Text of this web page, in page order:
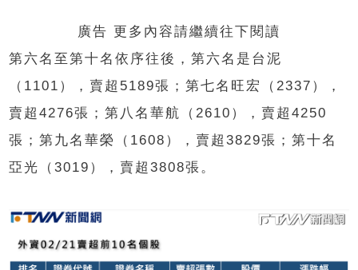
廣告 更多內容請繼續往下閱讀
第六名至第十名依序往後，第六名是台泥
（1101），賣超5189張；第七名旺宏（2337），
賣超4276張；第八名華航（2610），賣超4250
張；第九名華榮（1608），賣超3829張；第十名
亞光（3019），賣超3808張。